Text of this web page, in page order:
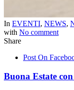
In EVENTI, NEWS,
with No comment
Share
Post On
Buona Estate